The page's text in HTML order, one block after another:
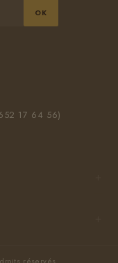
OK
17 64 56)